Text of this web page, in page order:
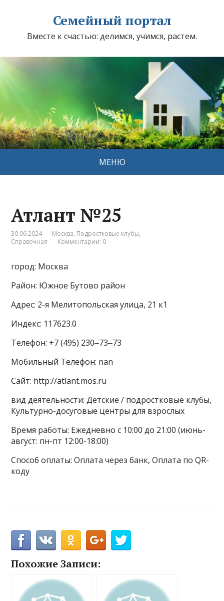
Семейный портал
Вместе к счастью: делимся, учимся, растем.
МЕНЮ
Атлант №25
30.06.2024 Москва, Подростковые клубы,
Справочная
Комментарии: 0
город: Москва
Район: Южное Бутово район
Адрес: 2-я Мелитопольская улица, 21 к1
Индекс: 117623.0
Телефон: +7 (495) 230‒73‒73
Мобильный Телефон: nan
Сайт: http://atlant.mos.ru
вид деятельности: Детские / подростковые клубы,
Культурно-досуговые центры для взрослых
Время работы: Ежедневно с 10:00 до 21:00 (июнь-
август: пн-пт 12:00-18:00)
Способ оплаты: Оплата через банк, Оплата по QR-
коду
Похожие Записи: